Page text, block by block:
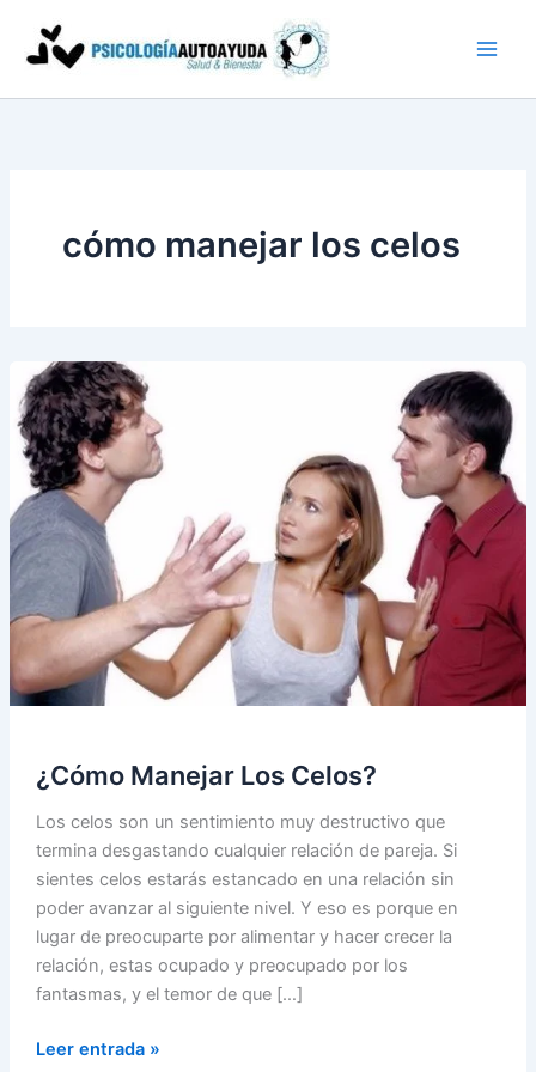
contenido
cómo manejar los celos
¿Cómo Manejar Los Celos?
Los celos son un sentimiento muy destructivo que
termina desgastando cualquier relación de pareja. Si
sientes celos estarás estancado en una relación sin
poder avanzar al siguiente nivel. Y eso es porque en
lugar de preocuparte por alimentar y hacer crecer la
relación, estas ocupado y preocupado por los
fantasmas, y el temor de que […]
¿Cómo
Leer entrada »